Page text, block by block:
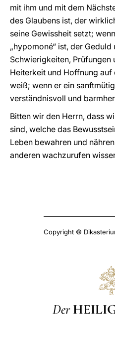
mit ihm und mit dem
des Glaubens ist, der
seine Gewissheit setzt;
„hypomoné“ ist, der
Schwierigkeiten,
Heiterkeit und Hoffnung
weiß; wenn er ein
verständnisvoll und
Bitten wir den Herrn, dass
sind, welche das
Leben bewahren und
anderen wachzurufen
Copyright ©
Der